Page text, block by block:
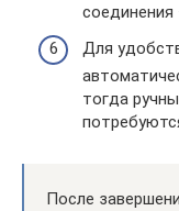
соединения
Для
тогда
После